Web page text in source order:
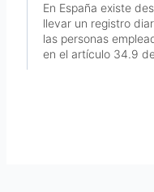
En España existe
llevar un registro
las personas
en el artículo 34.9